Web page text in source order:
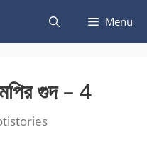
Menu
গুদ – 4